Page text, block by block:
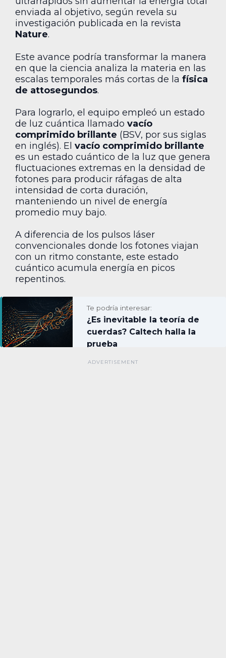
enviada al objetivo, según revela su
investigación publicada en la revista
Nature.
Este avance podría transformar la manera
en que la ciencia analiza la materia en las
escalas temporales más cortas de la física
de attosegundos.
Para lograrlo, el equipo empleó un estado
de luz cuántica llamado vacío
comprimido brillante (BSV, por sus siglas
en inglés). El vacío comprimido brillante
es un estado cuántico de la luz que genera
fluctuaciones extremas en la densidad de
fotones para producir ráfagas de alta
intensidad de corta duración,
manteniendo un nivel de energía
promedio muy bajo.
A diferencia de los pulsos láser
convencionales donde los fotones viajan
con un ritmo constante, este estado
cuántico acumula energía en picos
repentinos.
Te podría interesar:
¿Es inevitable la teoría de
cuerdas? Caltech halla la
prueba